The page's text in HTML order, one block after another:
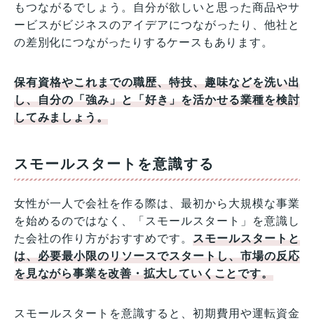
もつながるでしょう。自分が欲しいと思った商品やサ
ービスがビジネスのアイデアにつながったり、他社と
の差別化につながったりするケースもあります。
保有資格やこれまでの職歴、特技、趣味などを洗い出
し、自分の「強み」と「好き」を活かせる業種を検討
してみましょう。
スモールスタートを意識する
女性が一人で会社を作る際は、最初から大規模な事業
を始めるのではなく、「スモールスタート」を意識し
た会社の作り方がおすすめです。スモールスタートと
は、必要最小限のリソースでスタートし、市場の反応
を見ながら事業を改善・拡大していくことです。
スモールスタートを意識すると、初期費用や運転資金